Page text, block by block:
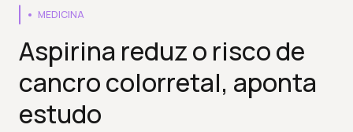
MEDICINA
Aspirina reduz o risco de
cancro colorretal, aponta
estudo